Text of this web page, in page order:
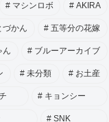
マシンロボ AKIRA
づかん 五等分の花嫁
ん ブルーアーカイブ
未分類 お土産
キョンシー
SNK